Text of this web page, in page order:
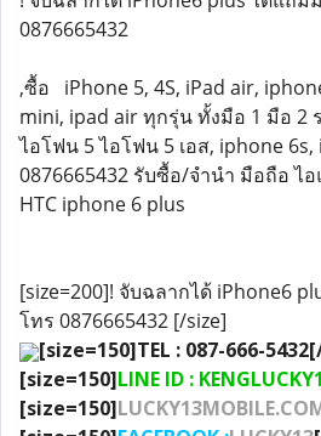
0876665432
,ซื้อ iPhone 5, 4S, iPad air,
mini, ipad air ทุกรุ่น ทั้งมือ 1 มือ 2
ไอโฟน 5 ไอโฟน 5 เอส, iphone
0876665432 รับซื้อ/จำนำ มือถือ ไ
HTC iphone 6 plus
[size=200]! จับฉลากได้ iPhone6
โทร 0876665432 [/size]
[size=150]TEL : 087-666-
[size=150]LINE ID :
[size=150]